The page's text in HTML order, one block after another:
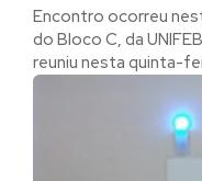
Encontro ocorreu
do Bloco C, da UNIFEBE A equipe técnica da
reuniu nesta quinta-